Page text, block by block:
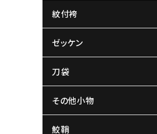
紋付袴
ゼッケン
刀袋
その他小物
鮫鞘